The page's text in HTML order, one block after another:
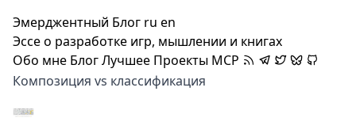
Эмерджентный Блог ru en
Эссе о разработке игр, мышлении и книгах
Обо мне БлогЛучшее Проекты MCP
Композиция vs классификация